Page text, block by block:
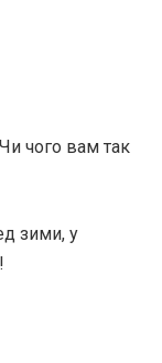
чого вам так
зими, у